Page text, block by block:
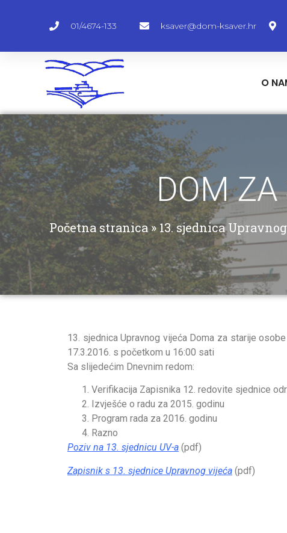
01/4674-133 ksaver@dom-ksaver.hr
O
DOM ZA
Početna stranica»13. sjednica
13. sjednica Upravnog vijeća Doma za starije
17.3.2016. s početkom u 16:00 sati
Sa slijedećim Dnevnim redom:
Verifikacija Zapisnika 12. redovite sjednice
Izvješće o radu za 2015. godinu
Program rada za 2016. godinu
Razno
Poziv na 13. sjednicu UV-a (pdf)
Zapisnik s 13. sjednice Upravnog vijeća (pdf)